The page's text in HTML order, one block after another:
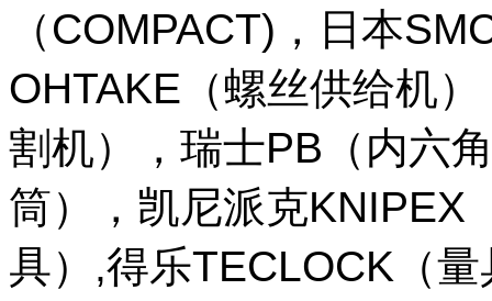
（COMPACT)，日本
OHTAKE（螺丝供给机
割机），瑞士PB（内六
筒），凯尼派克KNIPEX
具）,得乐TECLOCK（